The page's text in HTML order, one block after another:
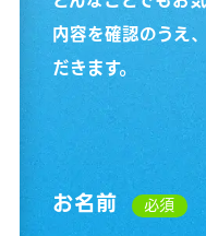
内容を確認のうえ
だきます。
お名前 必須